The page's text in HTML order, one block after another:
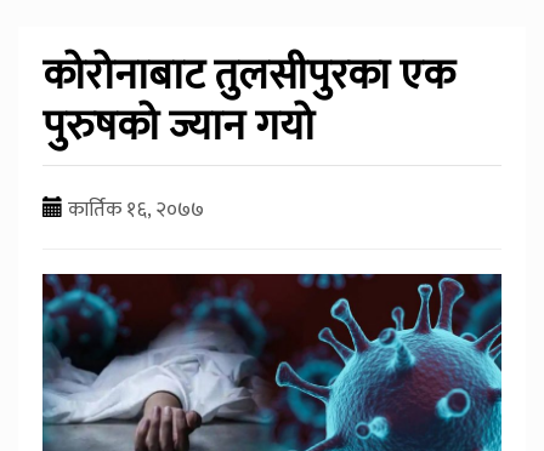
कोरोनाबाट तुलसीपुरका एक
पुरुषको ज्यान गयो
कार्तिक १६, २०७७